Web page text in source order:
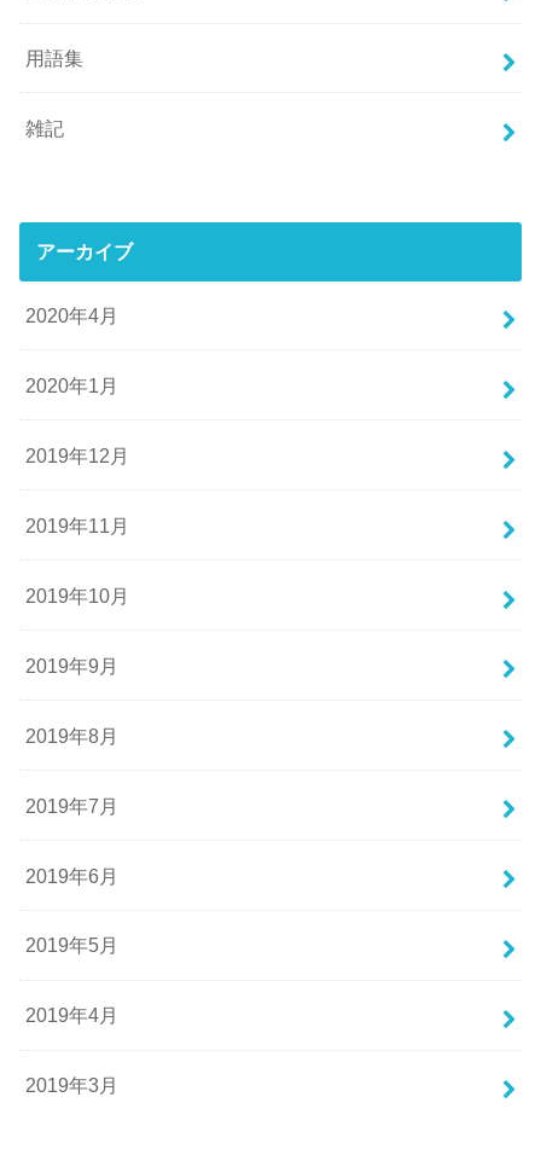
用語集
雑記
アーカイブ
2020年4月
2020年1月
2019年12月
2019年11月
2019年10月
2019年9月
2019年8月
2019年7月
2019年6月
2019年5月
2019年4月
2019年3月